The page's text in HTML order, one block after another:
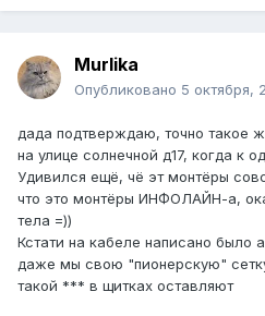
Murlika
Опубликовано 5 октября,
дада подтверждаю, точно такое
на улице солнечной д17, когда к
Удивился ещё, чё эт монтёры
что это монтёры ИНФОЛАЙН-а,
тела =))
Кстати на кабеле написано было
даже мы свою "пионерскую"
такой *** в щитках оставляют